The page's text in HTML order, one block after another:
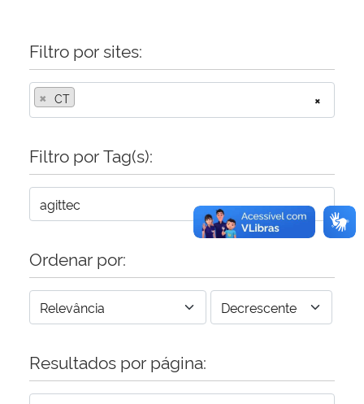
Advocacia-Geral da União
Banco Central do Brasil
Filtro por sites:
×
× CT
Filtro por Tag(s):
Ordenar por:
Resultados por página: